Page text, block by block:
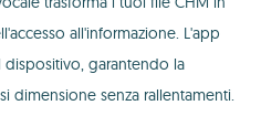
all'informazione. L'app
garantendo la
dimensione senza rallentamenti.